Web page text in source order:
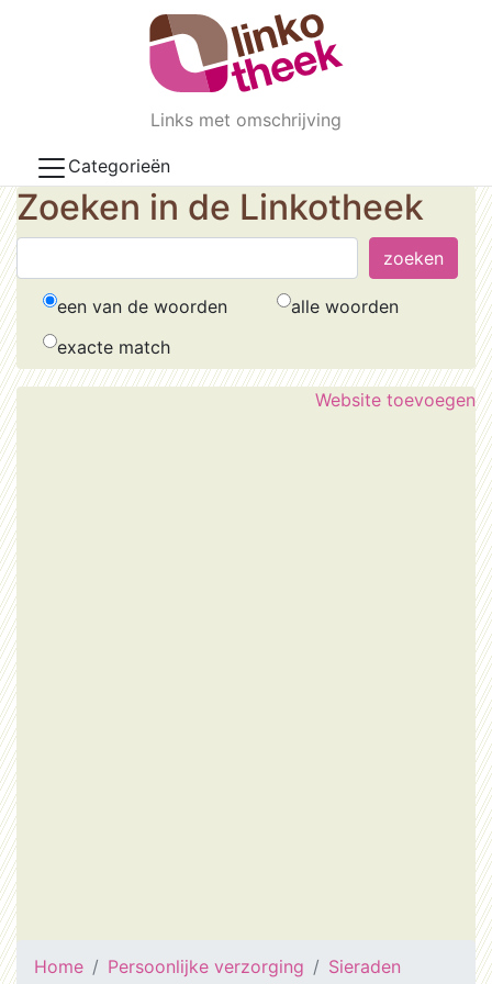
Skip to main content
Links met omschrijving
Categorieën
Zoeken in de Linkotheek
een van de woorden
alle woorden
exacte match
Website toevoegen
Home Persoonlijke verzorging
Sieraden